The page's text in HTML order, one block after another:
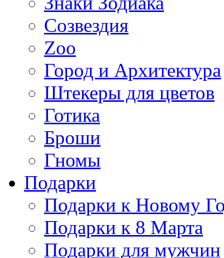
Созвездия
Zoo
Город и Архитектура
Штекеры для цветов
Готика
Броши
Гномы
Подарки
Подарки к Новому
Подарки к 8 Марта
Подарки для мужчин